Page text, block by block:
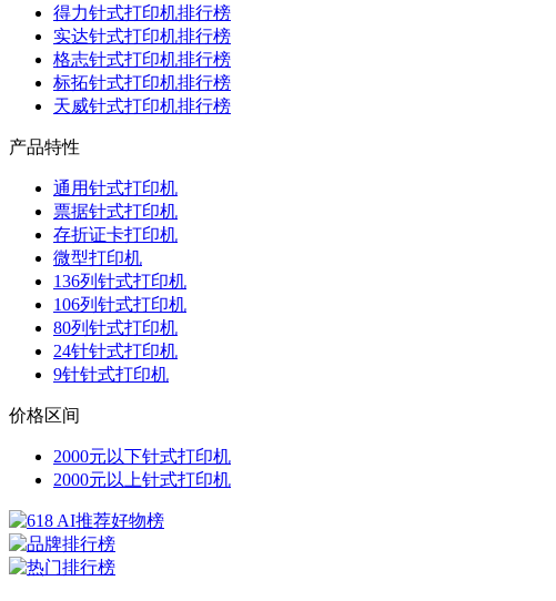
得力针式打印机排行榜
实达针式打印机排行榜
格志针式打印机排行榜
标拓针式打印机排行榜
天威针式打印机排行榜
产品特性
通用针式打印机
票据针式打印机
存折证卡打印机
微型打印机
136列针式打印机
106列针式打印机
80列针式打印机
24针针式打印机
9针针式打印机
价格区间
2000元以下针式打印机
2000元以上针式打印机